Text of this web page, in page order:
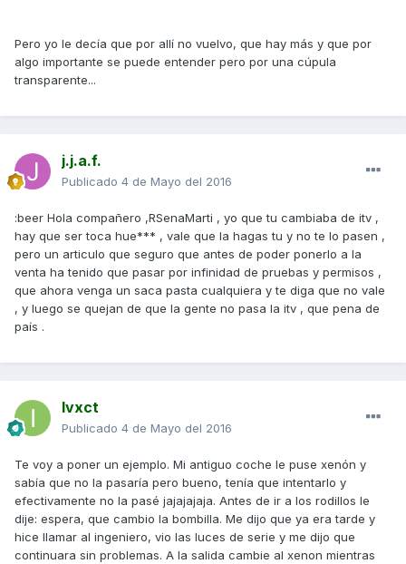
Pero yo le decía que por allí no vuelvo, que hay más y que por
algo importante se puede entender pero por una cúpula
transparente...
j.j.a.f.
Publicado 4 de Mayo del 2016
:beer Hola compañero ,RSenaMarti , yo que tu cambiaba de itv ,
hay que ser toca hue*** , vale que la hagas tu y no te lo pasen ,
pero un articulo que seguro que antes de poder ponerlo a la
venta ha tenido que pasar por infinidad de pruebas y permisos ,
que ahora venga un saca pasta cualquiera y te diga que no vale
, y luego se quejan de que la gente no pasa la itv , que pena de
país .
Ivxct
Publicado 4 de Mayo del 2016
Te voy a poner un ejemplo. Mi antiguo coche le puse xenón y
sabía que no la pasaría pero bueno, tenía que intentarlo y
efectivamente no la pasé jajajajaja. Antes de ir a los rodillos le
dije: espera, que cambio la bombilla. Me dijo que ya era tarde y
hice llamar al ingeniero, vio las luces de serie y me dijo que
continuara sin problemas. A la salida cambie al xenon mientras